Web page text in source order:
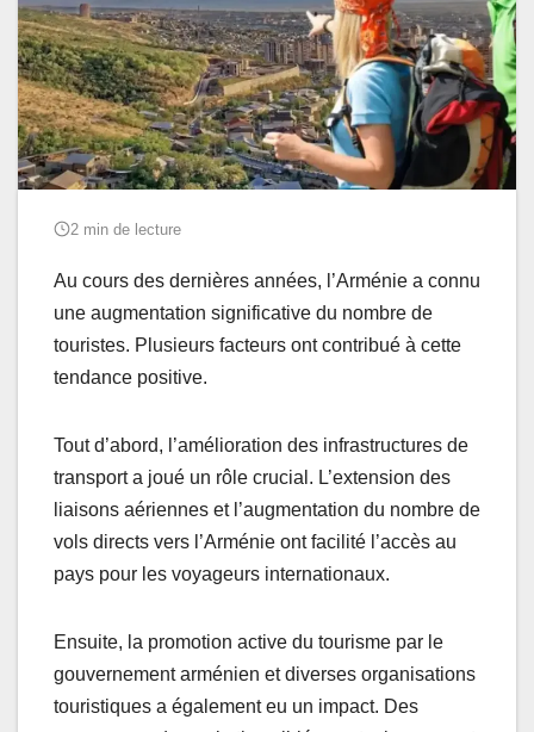
2 min de lecture
Au cours des dernières années, l’Arménie a connu
une augmentation significative du nombre de
touristes. Plusieurs facteurs ont contribué à cette
tendance positive.
Tout d’abord, l’amélioration des infrastructures de
transport a joué un rôle crucial. L’extension des
liaisons aériennes et l’augmentation du nombre de
vols directs vers l’Arménie ont facilité l’accès au
pays pour les voyageurs internationaux.
Ensuite, la promotion active du tourisme par le
gouvernement arménien et diverses organisations
touristiques a également eu un impact. Des